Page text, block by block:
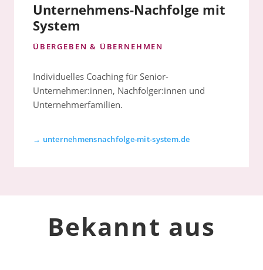
Unternehmens-Nachfolge mit
System
ÜBERGEBEN & ÜBERNEHMEN
Individuelles Coaching für Senior-
Unternehmer:innen, Nachfolger:innen und
Unternehmerfamilien.
→ unternehmensnachfolge-mit-system.de
Bekannt aus